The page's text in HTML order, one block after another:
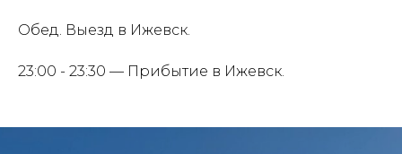
Обед. Выезд в Ижевск.
23:00 - 23:30 — Прибытие в Ижевск.